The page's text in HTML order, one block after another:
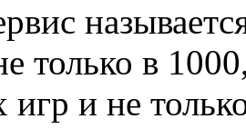
только в
игр и не